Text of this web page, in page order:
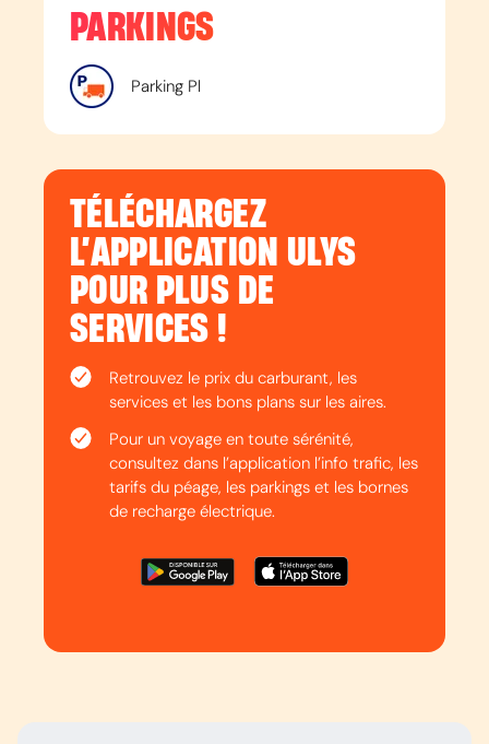
PARKINGS
Parking Pl
TÉLÉCHARGEZ
L’APPLICATION ULYS
POUR PLUS DE
SERVICES !
Retrouvez le prix du carburant, les
services et les bons plans sur les aires.
Pour un voyage en toute sérénité,
consultez dans l’application l’info trafic, les
tarifs du péage, les parkings et les bornes
de recharge électrique.